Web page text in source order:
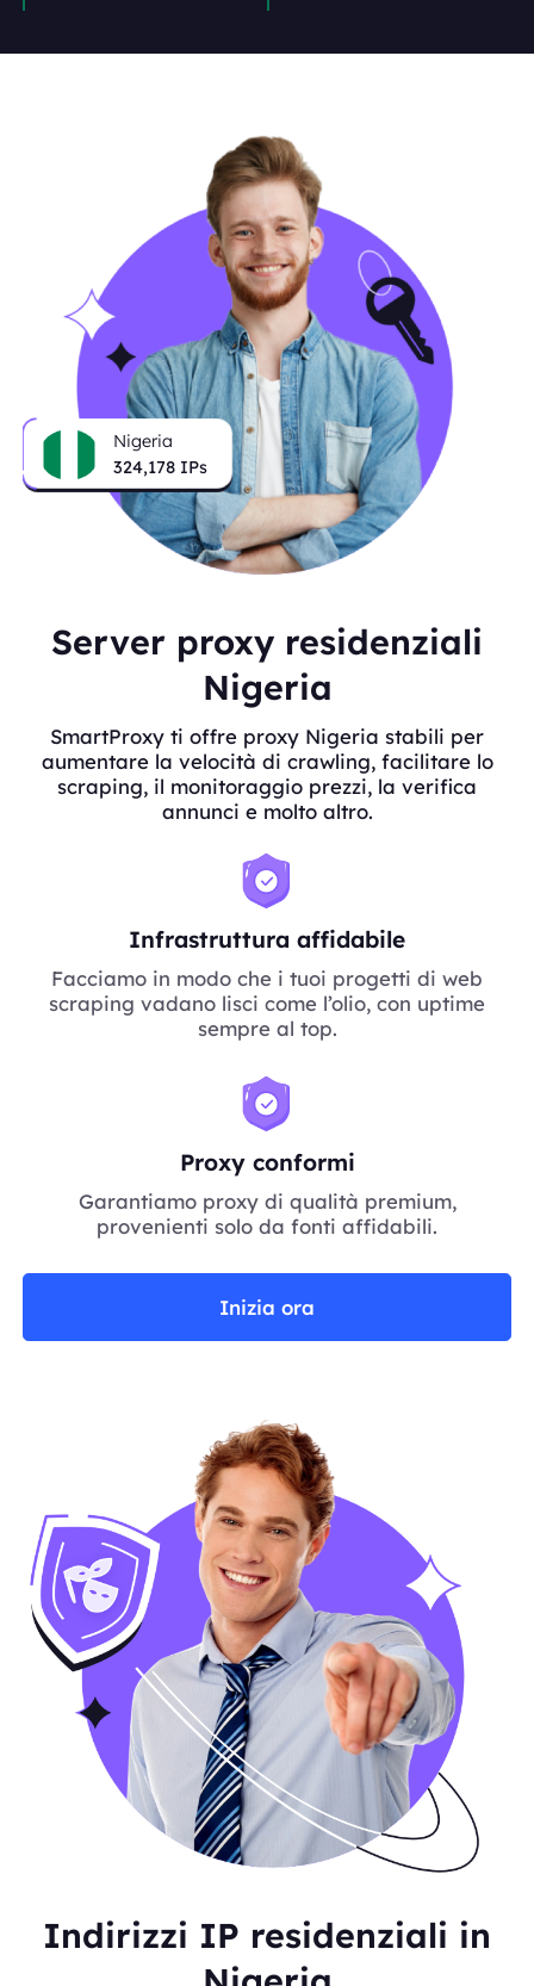
Nigeria
324,178 IPs
Server proxy residenziali
Nigeria
SmartProxy ti offre proxy Nigeria stabili per
aumentare la velocità di crawling, facilitare lo
scraping, il monitoraggio prezzi, la verifica
annunci e molto altro.
Infrastruttura affidabile
Facciamo in modo che i tuoi progetti di web
scraping vadano lisci come l’olio, con uptime
sempre al top.
Proxy conformi
Garantiamo proxy di qualità premium,
provenienti solo da fonti affidabili.
Inizia ora
Indirizzi IP residenziali in